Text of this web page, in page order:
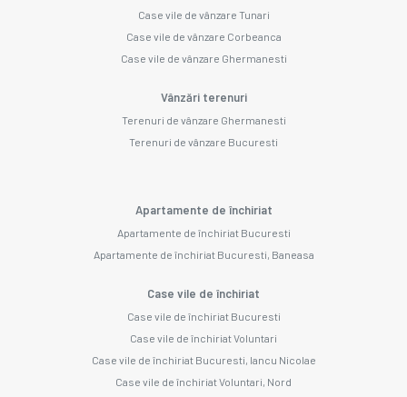
Case vile de vânzare Tunari
Case vile de vânzare Corbeanca
Case vile de vânzare Ghermanesti
Vânzări terenuri
Terenuri de vânzare Ghermanesti
Terenuri de vânzare Bucuresti
Apartamente de închiriat
Apartamente de închiriat Bucuresti
Apartamente de închiriat Bucuresti, Baneasa
Case vile de închiriat
Case vile de închiriat Bucuresti
Case vile de închiriat Voluntari
Case vile de închiriat Bucuresti, Iancu Nicolae
Case vile de închiriat Voluntari, Nord